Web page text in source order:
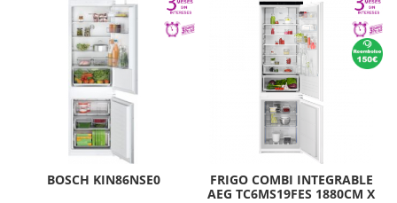
BOSCH KIN86NSE0
FRIGO COMBI INTEGRABLE
AEG TC6MS19FES 1880CM X